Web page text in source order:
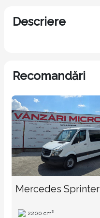
Descriere
Recomandări
Mercedes Sprinter
2200 cm³